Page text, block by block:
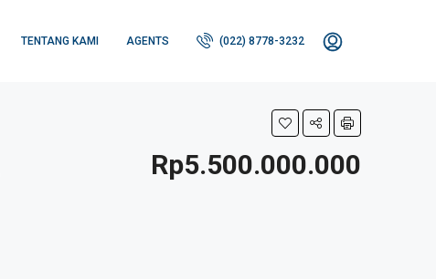
TENTANG KAMI AGENTS (022) 8778-3232
Rp5.500.000.000